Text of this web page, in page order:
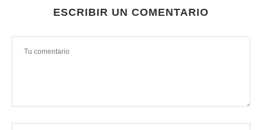
ESCRIBIR UN COMENTARIO